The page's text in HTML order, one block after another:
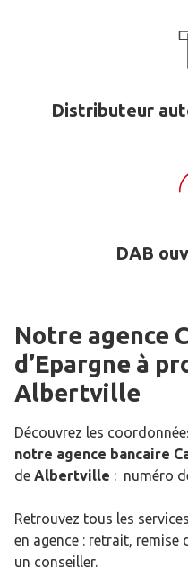
Distributeur
DAB
Notre agence
d’Epargne à
Albertville
Découvrez les
notre agence bancaire
de Albertville : numéro
Retrouvez tous les
en agence : retrait, remise
un conseiller.